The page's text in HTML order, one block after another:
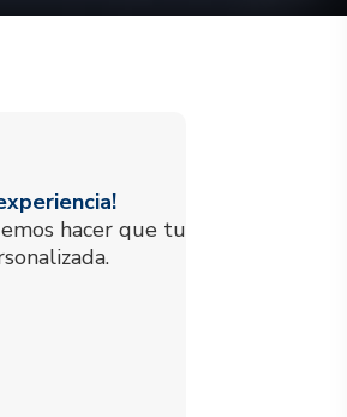
hacer que tu